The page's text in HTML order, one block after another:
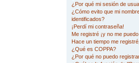
¿Por qué mi sesión de
¿Cómo evito que mi
identificados?
¡Perdí mi contraseña!
Me registré ¡y no me
Hace un tiempo me
¿Qué es COPPA?
¿Por qué no puedo